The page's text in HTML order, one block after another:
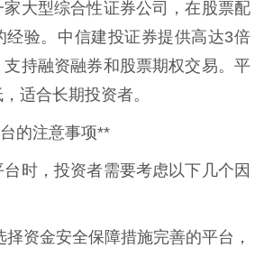
大型综合性证券公司，在股票配
经验。中信建投证券提供高达3倍
持融资融券和股票期权交易。平
适合长期投资者。
的注意事项**
时，投资者需要考虑以下几个因
资金安全保障措施完善的平台，